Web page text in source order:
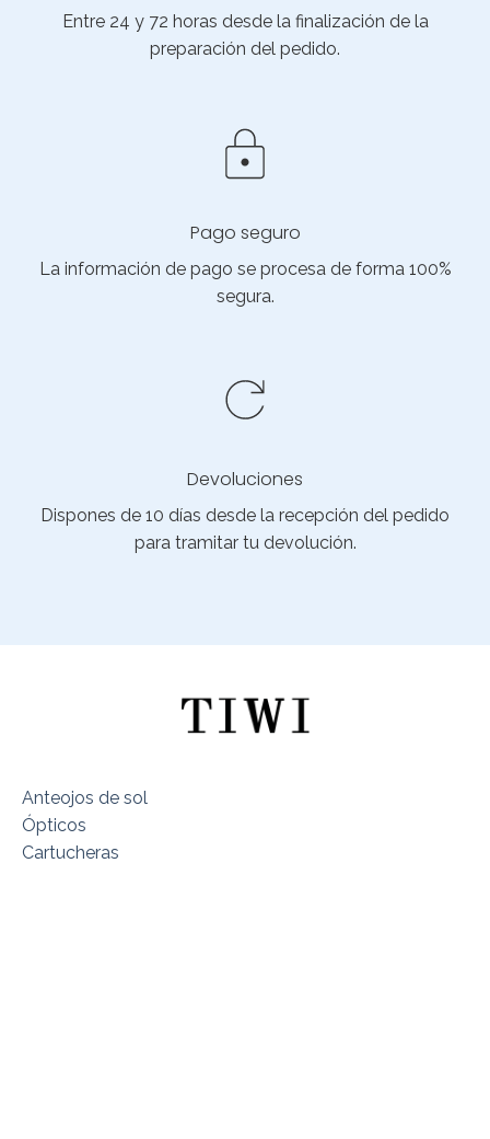
Entre 24 y 72 horas desde la finalización de la
preparación del pedido.
Pago seguro
La información de pago se procesa de forma 100%
segura.
Devoluciones
Dispones de 10 días desde la recepción del pedido
para tramitar tu devolución.
Anteojos de sol
Ópticos
Cartucheras